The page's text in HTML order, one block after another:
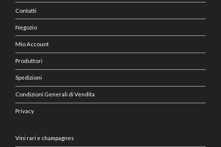
Contatti
Negozio
Mio Account
Produttori
Spedizioni
Condizioni Generali di Vendita
Privacy
Vini rari e champagnes